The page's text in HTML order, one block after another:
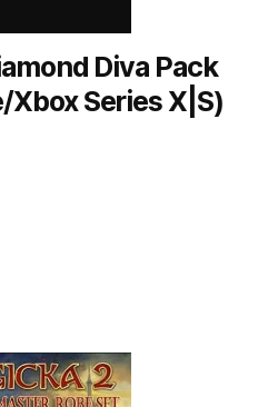
Diva Pack
Xbox Series X|S)